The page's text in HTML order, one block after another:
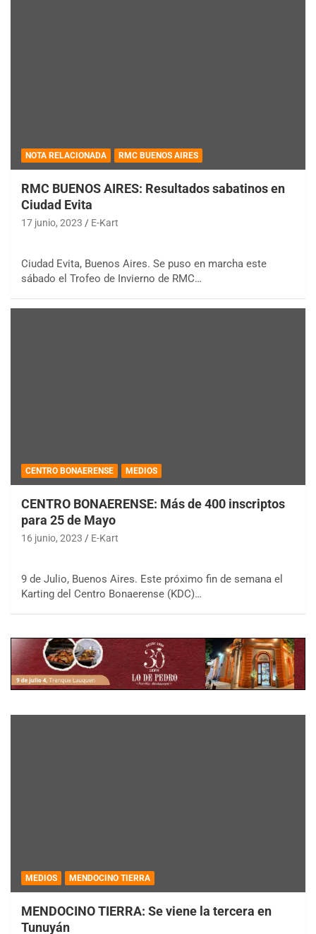
NOTA RELACIONADA RMC BUENOS AIRES
RMC BUENOS AIRES: Resultados sabatinos en
Ciudad Evita
17 junio, 2023 E-Kart
Ciudad Evita, Buenos Aires. Se puso en marcha este
sábado el Trofeo de Invierno de RMC…
CENTRO BONAERENSE MEDIOS
CENTRO BONAERENSE: Más de 400 inscriptos
para 25 de Mayo
16 junio, 2023 E-Kart
9 de Julio, Buenos Aires. Este próximo fin de semana el
Karting del Centro Bonaerense (KDC)…
MEDIOS MENDOCINO TIERRA
MENDOCINO TIERRA: Se viene la tercera en
Tunuyán